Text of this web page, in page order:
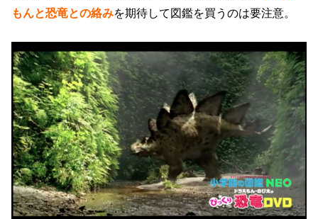
もんと恐竜との絡みを期待して図鑑を買うのは要注意。